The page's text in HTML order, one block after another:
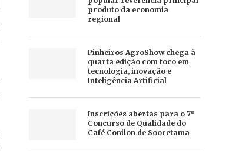
produto da economia
regional
Pinheiros AgroShow chega à
quarta edição com foco em
tecnologia, inovação e
Inteligência Artificial
Inscrições abertas para o 7º
Concurso de Qualidade do
Café Conilon de Sooretama